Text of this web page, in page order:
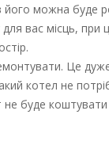
його можна буде
вас місць, при
Це
котел не
не буде